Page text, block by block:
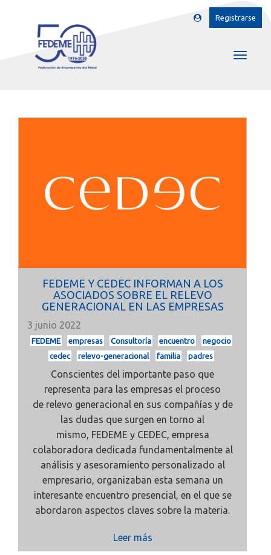
Registrarse
FEDEME Y CEDEC INFORMAN A LOS
ASOCIADOS SOBRE EL RELEVO
GENERACIONAL EN LAS EMPRESAS
3 junio 2022
FEDEME empresas Consultoría encuentro
negocio
cedec
relevo-generacional familia padres
Conscientes del importante paso que
representa para las empresas el proceso
de relevo generacional en sus compañías y de
las dudas que surgen en torno al
mismo, FEDEME y CEDEC, empresa
colaboradora dedicada fundamentalmente al
análisis y asesoramiento personalizado al
empresario, organizaban esta semana un
interesante encuentro presencial, en el que se
abordaron aspectos claves sobre la materia.
Leer más